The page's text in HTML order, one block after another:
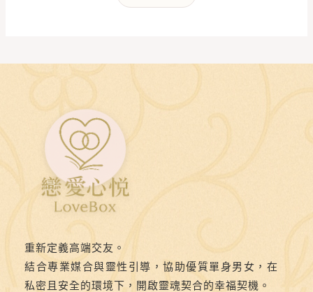
重新定義高端交友。
結合專業媒合與靈性引導，協助優質單身男女，在
私密且安全的環境下，開啟靈魂契合的幸福契機。